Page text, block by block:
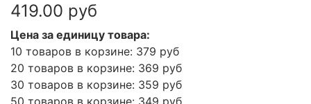
419.00 руб
Цена за единицу товара:
10 товаров в корзине: 379 руб
20 товаров в корзине: 369 руб
30 товаров в корзине: 359 руб
50 товаров в корзине: 349 руб